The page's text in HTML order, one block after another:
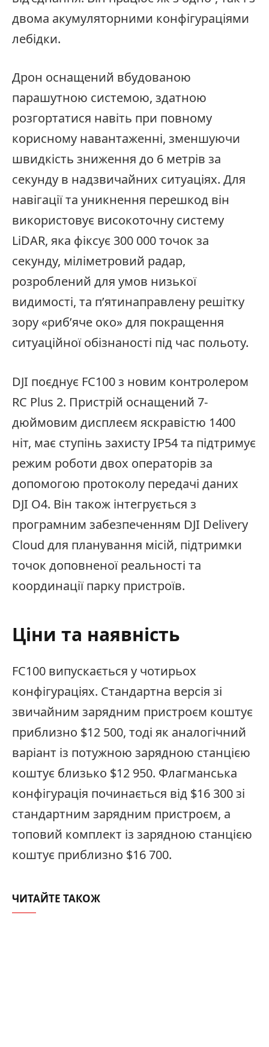
двома акумуляторними конфігураціями
лебідки.
Дрон оснащений вбудованою
парашутною системою, здатною
розгортатися навіть при повному
корисному навантаженні, зменшуючи
швидкість зниження до 6 метрів за
секунду в надзвичайних ситуаціях. Для
навігації та уникнення перешкод він
використовує високоточну систему
LiDAR, яка фіксує 300 000 точок за
секунду, міліметровий радар,
розроблений для умов низької
видимості, та п’ятинаправлену решітку
зору «риб’яче око» для покращення
ситуаційної обізнаності під час польоту.
DJI поєднує FC100 з новим контролером
RC Plus 2. Пристрій оснащений 7-
дюймовим дисплеєм яскравістю 1400
ніт, має ступінь захисту IP54 та підтримує
режим роботи двох операторів за
допомогою протоколу передачі даних
DJI O4. Він також інтегрується з
програмним забезпеченням DJI Delivery
Cloud для планування місій, підтримки
точок доповненої реальності та
координації парку пристроїв.
Ціни та наявність
FC100 випускається у чотирьох
конфігураціях. Стандартна версія зі
звичайним зарядним пристроєм коштує
приблизно $12 500, тоді як аналогічний
варіант із потужною зарядною станцією
коштує близько $12 950. Флагманська
конфігурація починається від $16 300 зі
стандартним зарядним пристроєм, а
топовий комплект із зарядною станцією
коштує приблизно $16 700.
ЧИТАЙТЕ ТАКОЖ